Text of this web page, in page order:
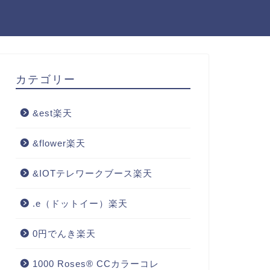
カテゴリー
&est楽天
&flower楽天
&IOTテレワークブース楽天
.e（ドットイー）楽天
0円でんき楽天
1000 Roses® CCカラーコレ